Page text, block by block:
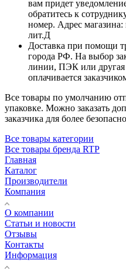
вам придет
обратитесь к
номер. Адрес магазина:
лит.Д
Доставка при помощи
города РФ. На выбор
линии, ПЭК или другая
оплачивается
Все товары по умолчанию
упаковке. Можно заказать
заказчика для более
Все товары категории
Все товары бренда RTP
Главная
Каталог
Производители
Компания
О компании
Статьи и новости
Отзывы
Контакты
Информация